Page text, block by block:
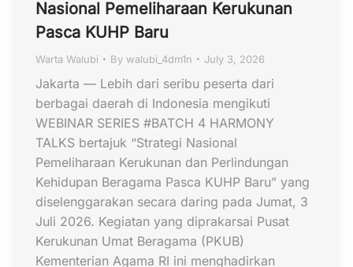
Nasional Pemeliharaan Kerukunan
Pasca KUHP Baru
Warta Walubi By walubi_4dm1n July 3, 2026
Jakarta — Lebih dari seribu peserta dari
berbagai daerah di Indonesia mengikuti
WEBINAR SERIES #BATCH 4 HARMONY
TALKS bertajuk “Strategi Nasional
Pemeliharaan Kerukunan dan Perlindungan
Kehidupan Beragama Pasca KUHP Baru” yang
diselenggarakan secara daring pada Jumat, 3
Juli 2026. Kegiatan yang diprakarsai Pusat
Kerukunan Umat Beragama (PKUB)
Kementerian Agama RI ini menghadirkan